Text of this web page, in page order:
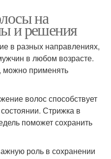
на
и решения
в разных направлениях,
в любом возрасте.
можно применять
волос способствует
Стрижка в
поможет сохранить
роль в сохранении